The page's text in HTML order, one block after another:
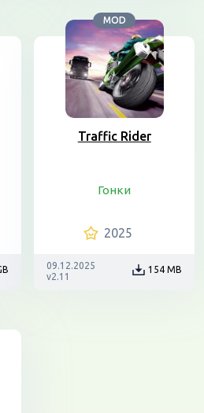
MOD
Traffic Rider
Гонки
2025
09.12.2025
v2.11
154 MB